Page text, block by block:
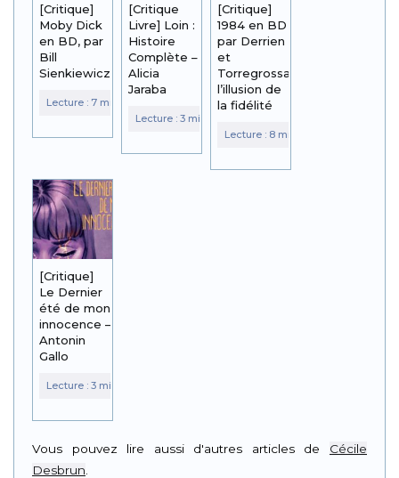
[Critique]
Moby Dick
en BD, par
Bill
Sienkiewicz
[Critique
Livre] Loin :
Histoire
Complète –
Alicia
Jaraba
[Critique]
1984 en BD
par Derrien
et
Torregrossa :
l’illusion de
la fidélité
[Critique]
Le Dernier
été de mon
innocence –
Antonin
Gallo
Vous pouvez lire aussi d'autres articles de Cécile
Desbrun